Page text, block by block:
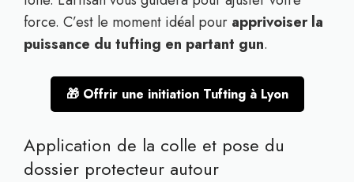
force. C’est le moment idéal pour apprivoiser la
puissance du tufting en partant gun.
🎁 Offrir une initiation Tufting à Lyon
Application de la colle et pose du
dossier protecteur autour